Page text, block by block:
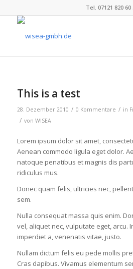
Tel. 07121 820 60
This is a test
28. Dezember 2010 / 0 Kommentare / in
/ von WISEA
Lorem ipsum dolor sit amet,
Aenean commodo ligula eget dolor.
natoque penatibus et magnis dis
ridiculus mus.
Donec quam felis, ultricies nec,
sem.
Nulla consequat massa quis enim.
vel, aliquet nec, vulputate eget, arcu.
imperdiet a, venenatis vitae, justo.
Nullam dictum felis eu pede mollis
Cras dapibus. Vivamus elementum